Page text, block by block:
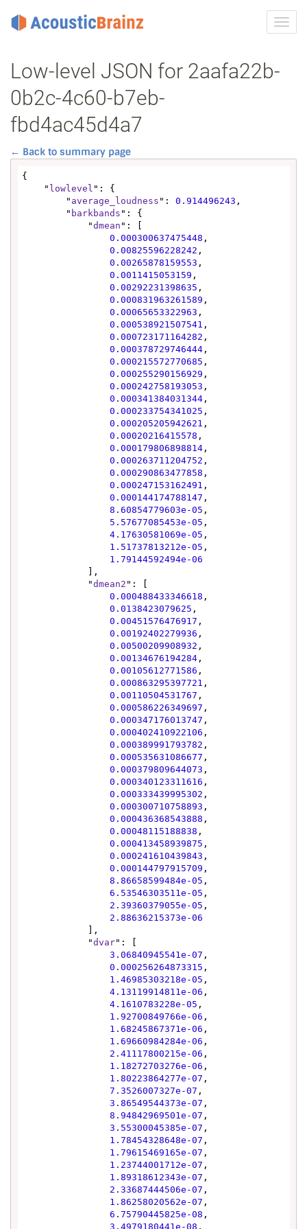
Low-level JSON for 2aafa22b-
0b2c-4c60-b7eb-
fbd4ac45d4a7
← Back to summary page
{
    "
lowlevel ": {
        "
average_loudness ": 0.914496243 ,
        "
barkbands ": {
            "
dmean ": [
0.000300637475448 ,
0.00825596228242 ,
0.00265878159553 ,
0.0011415053159 ,
0.00292231398635 ,
0.000831963261589 ,
0.00065653322963 ,
0.000538921507541 ,
0.000723171164282 ,
0.000378729746444 ,
0.000215572770685 ,
0.000255290156929 ,
0.000242758193053 ,
0.000341384031344 ,
0.000233754341025 ,
0.000205205942621 ,
0.00020216415578 ,
0.000179806898814 ,
0.000263711204752 ,
0.000290863477858 ,
0.000247153162491 ,
0.000144174788147 ,
8.60854779603e-05 ,
5.57677085453e-05 ,
4.17630581069e-05 ,
1.51737813212e-05 ,
1.79144592494e-06
            "
dmean2 ": [
0.000488433346618 ,
0.0138423079625 ,
0.00451576476917 ,
0.00192402279936 ,
0.00500209908932 ,
0.00134676194284 ,
0.00105612771586 ,
0.000863295397721 ,
0.00110504531767 ,
0.000586226349697 ,
0.000347176013747 ,
0.000402410922106 ,
0.000389991793782 ,
0.000535631086677 ,
0.000379809644073 ,
0.000340123311616 ,
0.000333439995302 ,
0.000300710758893 ,
0.000436368543888 ,
0.00048115188838 ,
0.000413458939875 ,
0.000241610439843 ,
0.000144797915709 ,
8.86658599484e-05 ,
6.53546303511e-05 ,
2.39360379055e-05 ,
2.88636215373e-06
            "
dvar": [
3.06840945541e-07 ,
0.000256264873315 ,
1.46985303218e-05 ,
4.13119914811e-06 ,
4.1610783228e-05 ,
1.92700849766e-06 ,
1.68245867371e-06 ,
1.69660984284e-06 ,
2.41117800215e-06 ,
1.18272703276e-06 ,
1.80223864277e-07 ,
7.3526007327e-07 ,
3.86549544373e-07 ,
8.94842969501e-07 ,
3.55300045385e-07 ,
1.78454328648e-07 ,
1.79615469165e-07 ,
1.23744001712e-07 ,
1.89318612343e-07 ,
2.33687444506e-07 ,
1.86258020562e-07 ,
6.75790445825e-08 ,
3.4979180441e-08 ,